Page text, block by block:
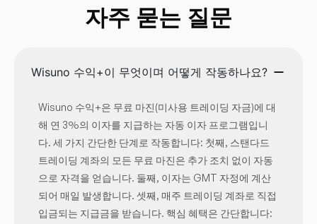
자주 묻는 질문
Wisuno 수익+이 무엇이며 어떻게 작동하나요?
Wisuno 수익+은 무료 마진(미사용 트레이딩 자금)에 대
해 연 3%의 이자를 지급하는 자동 이자 프로그램입니
다. 세 가지 간단한 단계로 작동합니다: 첫째, 스탠다드
트레이딩 계좌의 모든 무료 마진은 추가 조치 없이 자동
으로 자격을 얻습니다. 둘째, 이자는 GMT 자정에 계산
되어 매일 발생합니다. 셋째, 매주 트레이딩 계좌로 직접
입금되는 지급금을 받습니다. 핵심 혜택은 간단합니다: